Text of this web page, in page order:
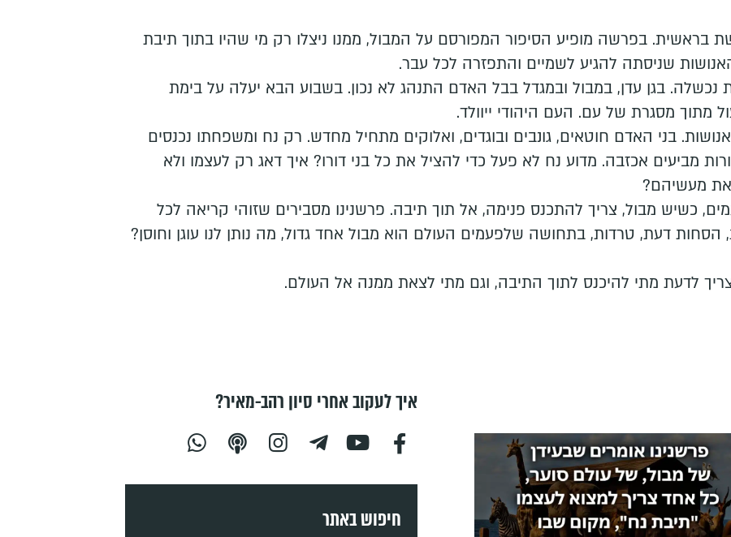
בפרשה מופיע הסיפור המפורסם על המבול, ממנו ניצלו רק מי שהיו בתוך תיבת
שניסתה להגיע לשמיים והתפזרה לכל עבר.
נכשלה. בגן עדן, במבול ובמגדל בבל האדם התנהג לא נכון. בשבוע הבא יעלה על בימת
מתוך מסגרת של עם. העם היהודי ייוולד.
בני האדם חוטאים, גונבים ובוגדים, ואלוקים מתחיל מחדש. רק נח ומשפחתו נכנסים
מביעים אכזבה. מדוע נח לא פעל כדי להציל את כל בני דורו? איך דאג רק לעצמו ולא
את מעשיהם?
כשיש מבול, צריך להתכנס פנימה, אל תוך תיבה. פרשנינו מסבירים שזוהי קריאה לכל
דעת, טרדות, בתחושה שלפעמים העולם הוא מבול אחד גדול, מה נותן לנו עוגן וחוסן?
לדעת מתי להיכנס לתוך התיבה, וגם מתי לצאת ממנה אל העולם.
איך לעקוב אחרי סיון רהב-מאיר?
חיפוש באתר